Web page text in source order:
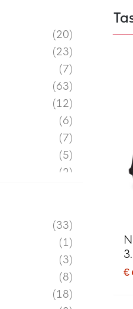
€
20
23
7
63
12
6
7
5
2
33
1
3
8
18